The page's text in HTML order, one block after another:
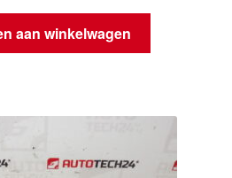
aan winkelwagen